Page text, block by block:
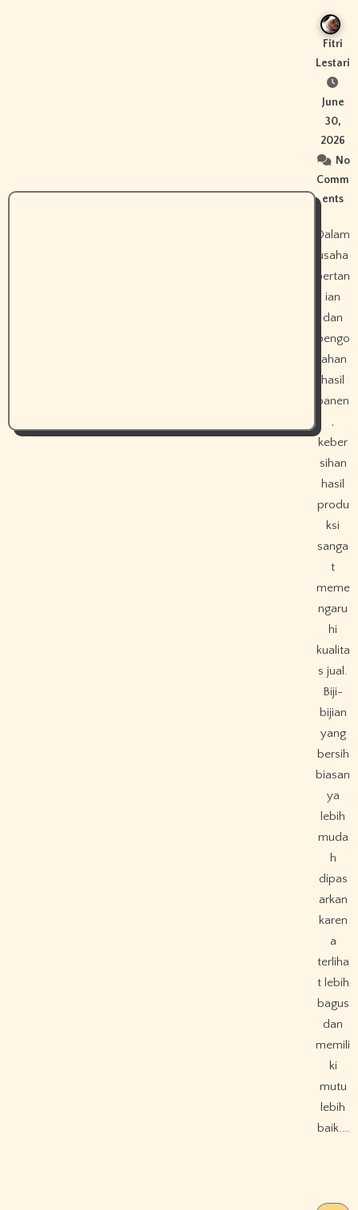
Fitri
Lestari
June
30,
2026
No
Comm
ents
Dalam
usaha
pertan
ian
dan
pengo
lahan
hasil
panen
,
keber
sihan
hasil
produ
ksi
sanga
t
meme
ngaru
hi
kualita
s jual.
Biji-
bijian
yang
bersih
biasan
ya
lebih
muda
h
dipas
arkan
karen
a
terliha
t lebih
bagus
dan
memili
ki
mutu
lebih
baik.…